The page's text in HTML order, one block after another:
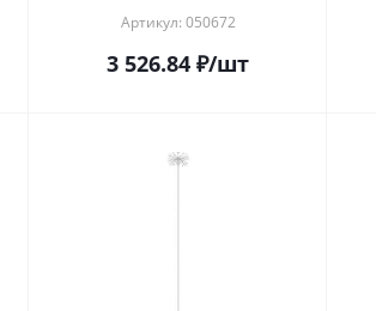
Артикул: 050672
3 526.84 ₽/шт